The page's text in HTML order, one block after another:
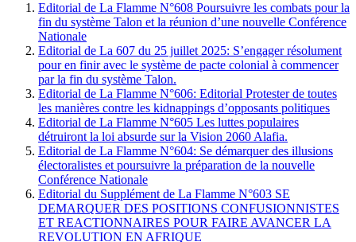
Editorial de La Flamme N°608 Poursuivre les combats pour la
fin du système Talon et la réunion d’une nouvelle Conférence
Nationale
Editorial de La 607 du 25 juillet 2025: S’engager résolument
pour en finir avec le système de pacte colonial à commencer
par la fin du système Talon.
Editorial de La Flamme N°606: Editorial Protester de toutes
les manières contre les kidnappings d’opposants politiques
Editorial de La Flamme N°605 Les luttes populaires
détruiront la loi absurde sur la Vision 2060 Alafia.
Editorial de La Flamme N°604: Se démarquer des illusions
électoralistes et poursuivre la préparation de la nouvelle
Conférence Nationale
Editorial du Supplément de La Flamme N°603 SE
DEMARQUER DES POSITIONS CONFUSIONNISTES
ET REACTIONNAIRES POUR FAIRE AVANCER LA
REVOLUTION EN AFRIQUE